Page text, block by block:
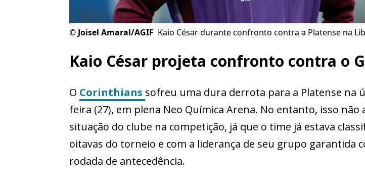
© Joisel Amaral/AGIF Kaio César durante confronto contra a Platense na
Kaio César projeta confronto contra o
O Corinthians sofreu uma dura derrota para a Platense na
feira (27), em plena Neo Química Arena. No entanto, isso não
situação do clube na competição, já que o time já estava
oitavas do torneio e com a liderança de seu grupo garantida
rodada de antecedência.